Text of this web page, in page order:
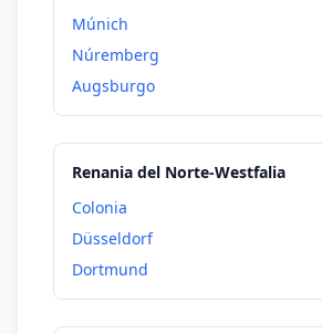
Helsinki
Lisboa
Londres
Luxemburgo
Riga
Roma
Múnich
Núremberg
Augsburgo
Renania del Norte-Westfalia
Colonia
Düsseldorf
Dortmund